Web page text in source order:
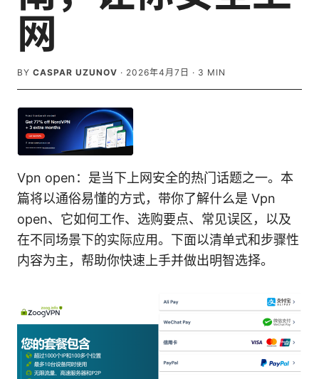
网
BY CASPAR UZUNOV · 2026年4月7日 · 3 MIN
Vpn open：是当下上网安全的热门话题之一。本
篇将以通俗易懂的方式，带你了解什么是 Vpn
open、它如何工作、选购要点、常见误区，以及
在不同场景下的实际应用。下面以清单式和步骤性
内容为主，帮助你快速上手并做出明智选择。